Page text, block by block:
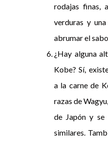
rodajas finas,
verduras y
abrumar el
¿Hay alguna
Kobe? Sí,
a la carne de
razas de
de Japón y se
similares.